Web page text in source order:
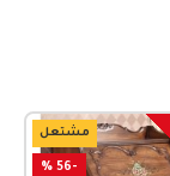
مشتعل
-56 %